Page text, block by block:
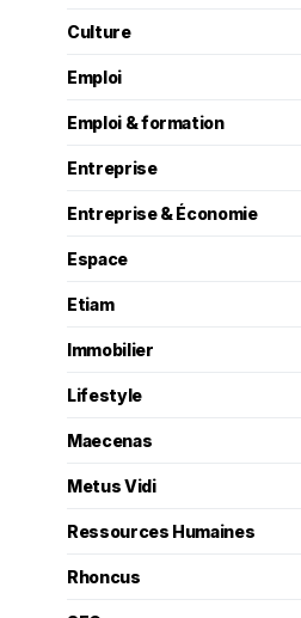
Culture
Emploi
Emploi & formation
Entreprise
Entreprise & Économie
Espace
Etiam
Immobilier
Lifestyle
Maecenas
Metus Vidi
Ressources Humaines
Rhoncus